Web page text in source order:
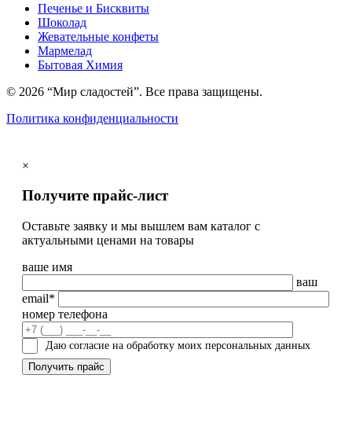
Печенье и Бисквиты
Шоколад
Жевательные конфеты
Мармелад
Бытовая Химия
© 2026 “Мир сладостей”. Все права защищены.
Политика конфиденциальности
×
Получите прайс-лист
Оставьте заявку и мы вышлем вам каталог с
актуальными ценами на товары
ваше имя
ваш
email*
номер телефона
Даю согласие на обработку моих персональных данных